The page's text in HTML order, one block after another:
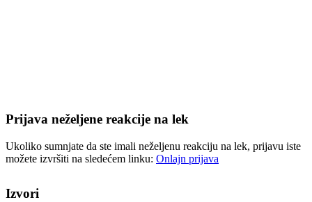
Prijava neželjene reakcije na lek
Ukoliko sumnjate da ste imali neželjenu reakciju na lek, prijavu iste
možete izvršiti na sledećem linku: Onlajn prijava
Izvori